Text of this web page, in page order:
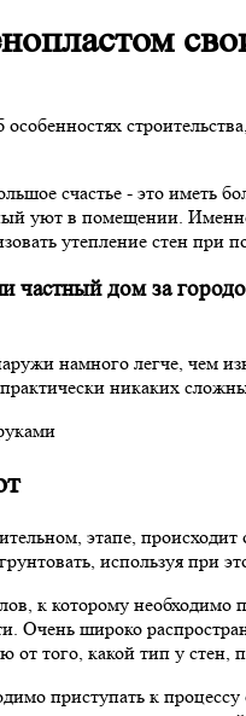
счастье - это иметь
уют в помещении.
утепление стен
частный дом за
намного легче, чем
никаких
этапе,
используя при
к которому необходимо
Очень широко
от того, какой тип у
приступать к